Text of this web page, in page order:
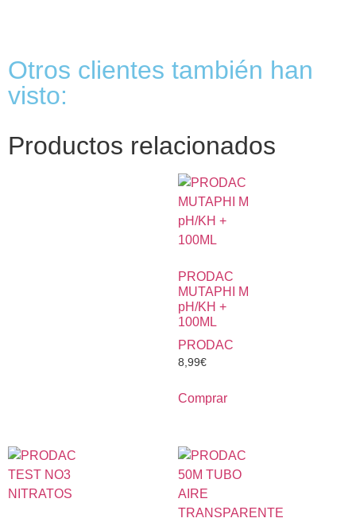
Otros clientes también han
visto:
Productos relacionados
PRODAC
MUTAPHI M
pH/KH +
100ML
PRODAC
8,99€
Comprar